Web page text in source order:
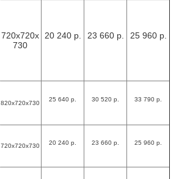
720х720х
730
20 240 р. 23 660 р. 25 960 р.
820х720х730
25 640 р. 30 520 р. 33 790 р.
720х720х730 20 240 р. 23 660 р. 25 960 р.